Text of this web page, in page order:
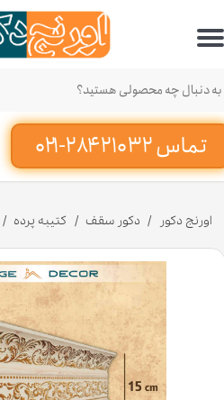
تماس ۳۲ ۲۱۰ ۲۸۴-۰۲۱‌
حساب کاربری من
تغییر گذر واژه
سفارشات
خروج از حساب کاربری
اورنج دکور دکور سقف کتیبه پرده